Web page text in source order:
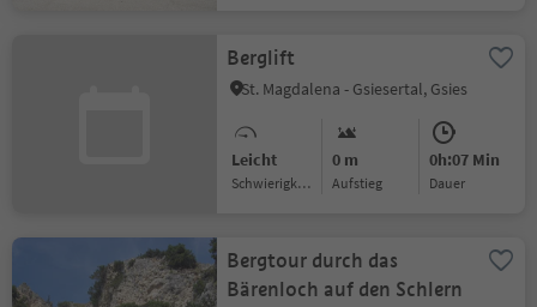
Berglift
St. Magdalena - Gsiesertal, Gsies
Leicht
Schwierigkeitsgrad
0 m
Aufstieg
0h:07 Min
Dauer
Bergtour durch das
Bärenloch auf den Schlern